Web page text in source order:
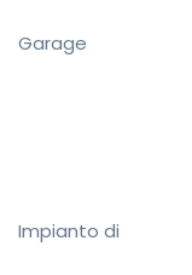
Garage
Impianto di